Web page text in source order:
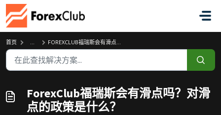
跳过至主要内容
首页 ... FOREXCLUB福瑞斯会有滑点吗？对滑点的政策是什么？
ForexClub福瑞斯会有滑点吗？对滑
点的政策是什么？